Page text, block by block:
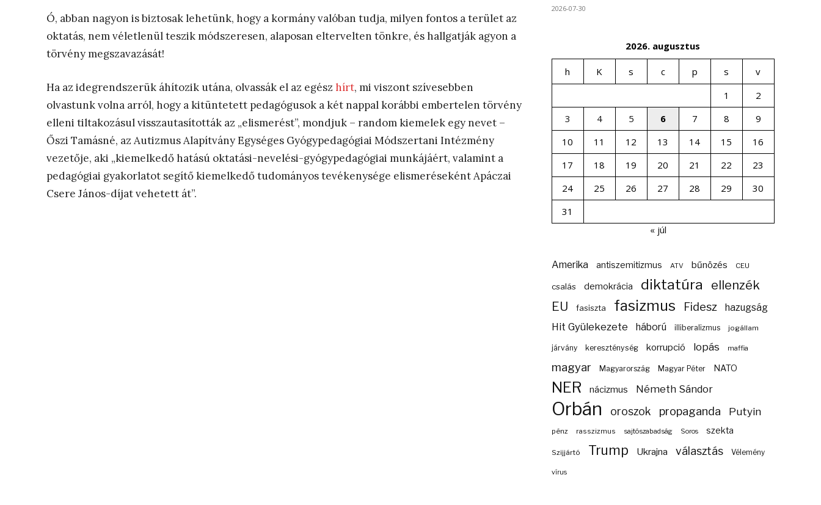
Ó, abban nagyon is biztosak lehetünk, hogy a kormány valóban tudja, milyen fontos a terület az
oktatás, nem véletlenül teszik módszeresen, alaposan eltervelten tönkre, és hallgatják agyon a
törvény megszavazását!
Ha az idegrendszerük áhítozik utána, olvassák el az egész hírt, mi viszont szívesebben
olvastunk volna arról, hogy a kitüntetett pedagógusok a két nappal korábbi embertelen törvény
elleni tiltakozásul visszautasították az „elismerést”, mondjuk – random kiemelek egy nevet –
Őszi Tamásné, az Autizmus Alapítvány Egységes Gyógypedagógiai Módszertani Intézmény
vezetője, aki „kiemelkedő hatású oktatási-nevelési-gyógypedagógiai munkájáért, valamint a
pedagógiai gyakorlatot segítő kiemelkedő tudományos tevékenysége elismeréseként Apáczai
Csere János-díjat vehetett át”.
2026-07-30
2026. augusztus
h K s c p s
v
1
2
3
4 5 6 7 8
9
10
11 12 13 14 15
16
17
18 19 20 21 22
23
24
25 26 27 28 29
30
31
« júl
Amerika antiszemitizmus ATV bűnözés CEU
csalás demokrácia diktatúra ellenzék
EU fasiszta fasizmus Fidesz hazugság
Hit Gyülekezete háború illiberalizmus jogállam
járvány kereszténység korrupció lopás maffia
magyar Magyarország Magyar Péter NATO
NER nácizmus Németh Sándor
Orbán oroszok propaganda Putyin
pénz rasszizmus sajtószabadság Soros szekta
Szijjártó Trump Ukrajna választás Vélemény
vírus